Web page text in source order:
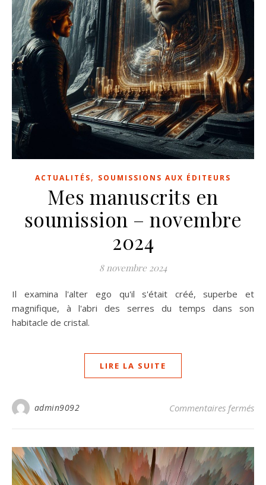
ACTUALITÉS, SOUMISSIONS AUX ÉDITEURS
Mes manuscrits en
soumission – novembre
2024
8 novembre 2024
Il examina l'alter ego qu'il s'était créé, superbe et
magnifique, à l'abri des serres du temps dans son
habitacle de cristal.
LIRE LA SUITE
admin9092 Commentaires fermés